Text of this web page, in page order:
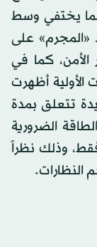
يختفي وسط
على
كما في
الأولية أظهرت
تتعلق بمدة
الضرورية
وذلك نظراً
النظارات.